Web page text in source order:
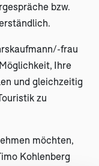
bzw.
frau
Ihre
und gleichzeitig
zu
möchten,
Kohlenberg